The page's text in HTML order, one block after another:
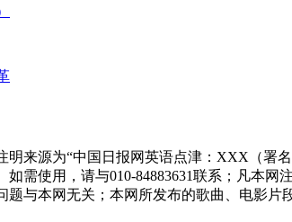
明来源为“中国日报网英语点津：XXX（署
需使用，请与010-84883631联系；凡本
与本网无关；本网所发布的歌曲、电影